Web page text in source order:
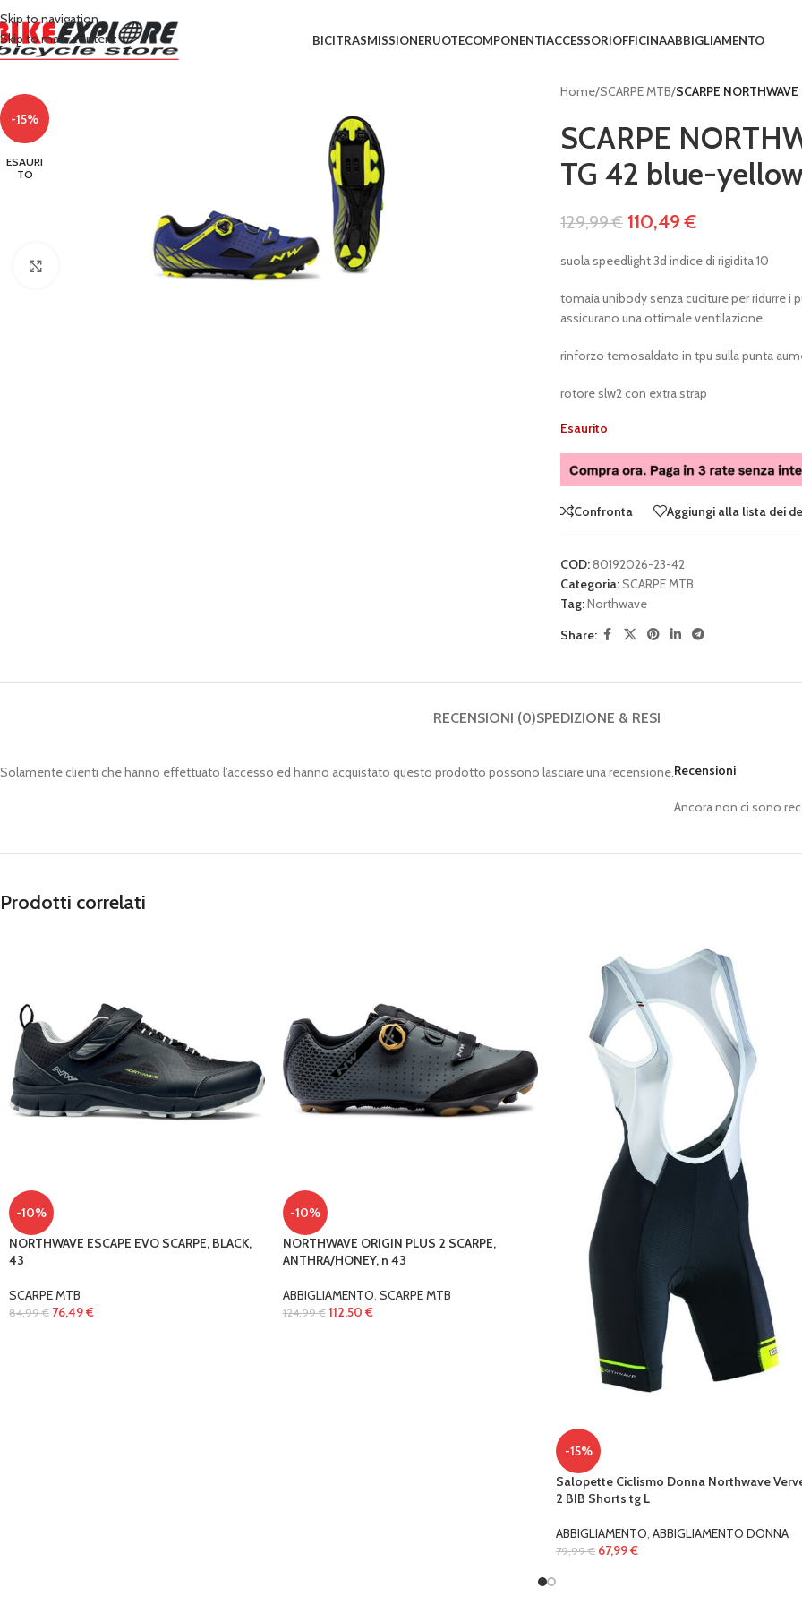
Skip to navigation
Skip to main content
BICITRASMISSIONERUOTECOMPONENTIACCESSORIOFFICINAABBIGLIAMENTO
-15%
ESAURI
TO
Clicca per ingrandire
Home/SCARPE MTB/SCARPE
SCARPE
TG 42 blue-
129,99€ 110,49€
suola speedlight 3d indice di rigidita 10
tomaia unibody senza cuciture per ridurre i
assicurano una ottimale ventilazione
rinforzo temosaldato in tpu sulla punta
rotore slw2 con extra strap
Esaurito
Confronta Aggiungi alla lista dei
COD:80192026-23-42
Categoria:SCARPE MTB
Tag:Northwave
Share:
RECENSIONI (0)SPEDIZIONE & RESI
Recensioni
Ancora non ci sono
Solamente clienti che hanno effettuato l'accesso ed hanno acquistato questo prodotto possono lasciare una recensione.
Prodotti correlati
-10%
NORTHWAVE ESCAPE EVO SCARPE, BLACK,
43
SCARPE MTB
84,99€ 76,49€
-10%
NORTHWAVE ORIGIN PLUS 2 SCARPE,
ANTHRA/HONEY, n 43
ABBIGLIAMENTO SCARPE MTB
124,99€ 112,50 €
-15%
Salopette Ciclismo Donna Northwave
2 BIB Shorts tg L
ABBIGLIAMENTO, ABBIGLIAMENTO DONNA
79,99€ 67,99€